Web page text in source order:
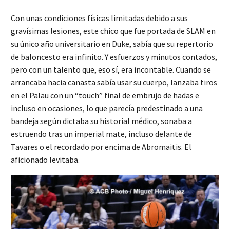
Con unas condiciones físicas limitadas debido a sus
gravísimas lesiones, este chico que fue portada de SLAM en
su único año universitario en Duke, sabía que su repertorio
de baloncesto era infinito. Y esfuerzos y minutos contados,
pero con un talento que, eso sí, era incontable. Cuando se
arrancaba hacia canasta sabía usar su cuerpo, lanzaba tiros
en el Palau con un “touch” final de embrujo de hadas e
incluso en ocasiones, lo que parecía predestinado a una
bandeja según dictaba su historial médico, sonaba a
estruendo tras un imperial mate, incluso delante de
Tavares o el recordado por encima de Abromaitis. El
aficionado levitaba.